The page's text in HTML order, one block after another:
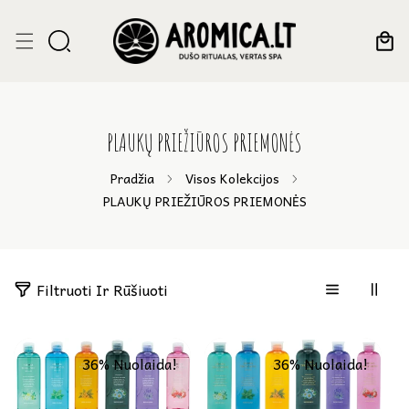
PLAUKŲ PRIEŽIŪROS PRIEMONĖS
Pradžia
Visos Kolekcijos
PLAUKŲ PRIEŽIŪROS PRIEMONĖS
Filtruoti Ir Rūšiuoti
4
m
i
n
36% Nuolaida! 36% Nuolaida!